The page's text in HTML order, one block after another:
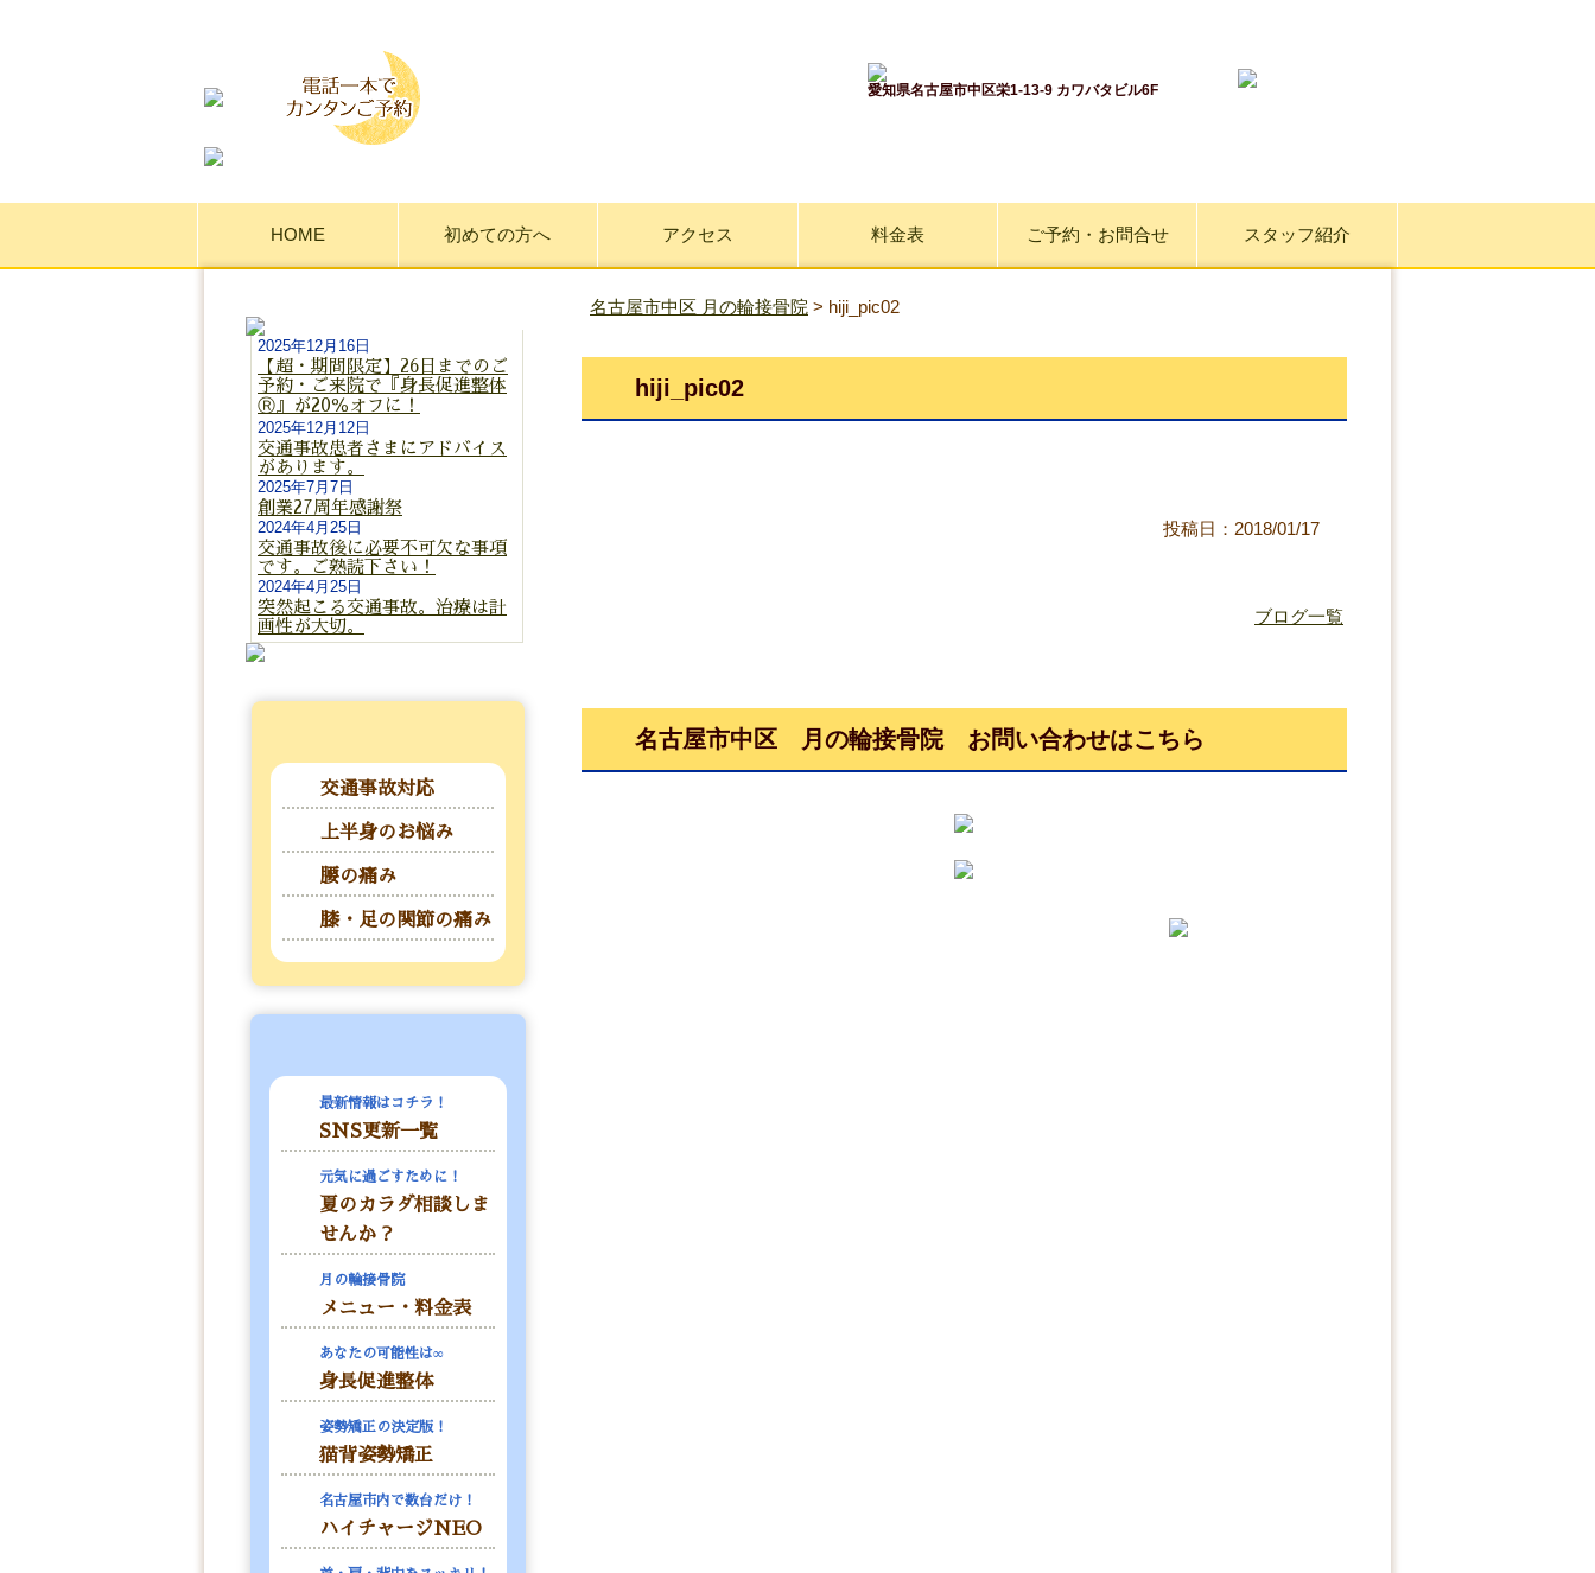
愛知県名古屋市中区栄1-13-9 カワバタビル6F
HOME 初めての方へ アクセス 料金表 ご予約・お問合せ スタッフ紹介
名古屋市中区 月の輪接骨院 > hiji_pic02
hiji_pic02
投稿日：2018/01/17
ブログ一覧
名古屋市中区 月の輪接骨院 お問い合わせはこちら
2025年12月16日
【超・期間限定】26日までのご
予約・ご来院で『身長促進整体
Ⓡ』が20％オフに！
2025年12月12日
交通事故患者さまにアドバイス
があります。
2025年7月7日
創業27周年感謝祭
2024年4月25日
交通事故後に必要不可欠な事項
です。ご熟読下さい！
2024年4月25日
突然起こる交通事故。治療は計
画性が大切。
交通事故対応
上半身のお悩み
腰の痛み
膝・足の関節の痛み
最新情報はコチラ！
SNS更新一覧
元気に過ごすために！
夏のカラダ相談しま
せんか？
月の輪接骨院
メニュー・料金表
あなたの可能性は∞
身長促進整体
姿勢矯正の決定版！
猫背姿勢矯正
名古屋市内で数台だけ！
ハイチャージNEO